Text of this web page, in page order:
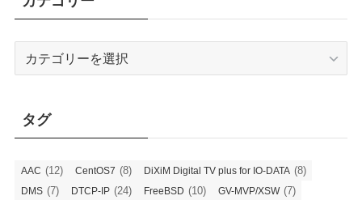
ブ
ー
タグ
AAC (12) CentOS7 (8) DiXiM Digital TV plus for IO-DATA (8)
DMS (7) DTCP-IP (24) FreeBSD (10) GV-MVP/XSW(7)